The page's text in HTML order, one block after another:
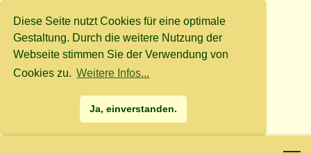
Diese Seite nutzt Cookies für eine optimale
Gestaltung. Durch die weitere Nutzung der
Webseite stimmen Sie der Verwendung von
Cookies zu. Weitere Infos...
Ja, einverstanden.